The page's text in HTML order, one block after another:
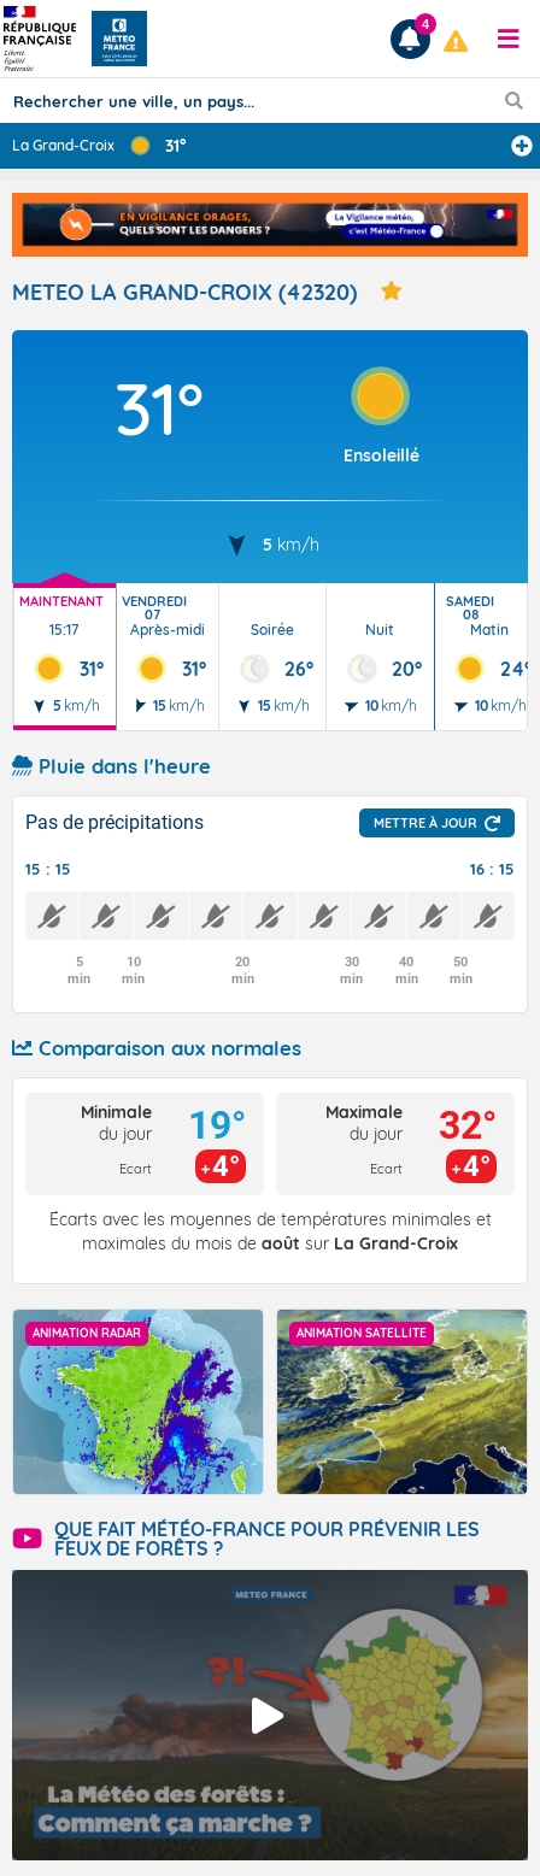
Prévisions
TOUS LES RÉSULTATS
Articles
4
La Grand-Croix 31°
METEO LA GRAND-CROIX (42320)
31°
Ensoleillé
5 km/h
MAINTENANT
15:17
31°
5 km/h
VENDREDI
07
Après-midi
31°
15 km/h
Soirée
26°
15 km/h
Nuit
20°
10 km/h
SAMEDI
08
Matin
24°
10 km/h
Pluie dans l'heure
Pas de précipitations METTRE À JOUR
15 : 15 16 : 15
5
min
10
min
20
min
30
min
40
min
50
min
Comparaison aux normales
Minimale
du jour
Ecart
19°
4°
Maximale
du jour
Ecart
32°
4°
Écarts avec les moyennes de températures minimales et
maximales du mois de août sur La Grand-Croix
ANIMATION RADAR ANIMATION SATELLITE
QUE FAIT MÉTÉO-FRANCE POUR PRÉVENIR LES
FEUX DE FORÊTS ?